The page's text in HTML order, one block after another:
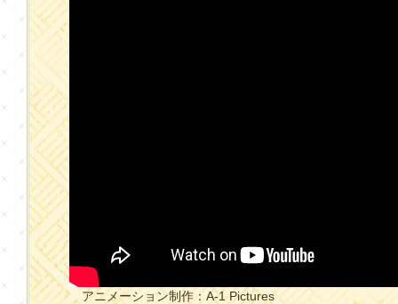
アニメーション制作：A-1 Pictures